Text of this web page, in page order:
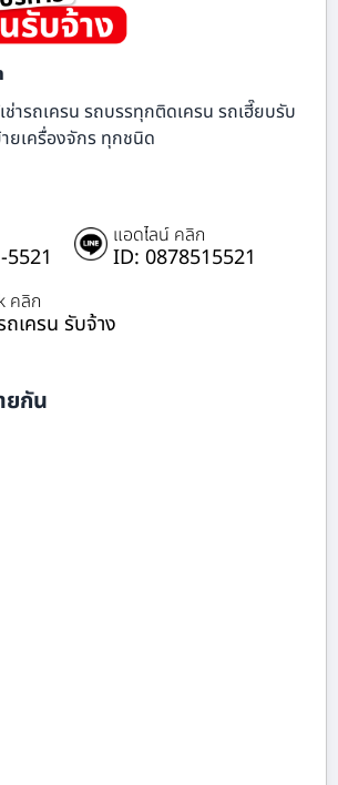
ช่ารถเครน รถบรรทุกติดเครน รถเฮี๊ยบรับ
ยเครื่องจักร ทุกชนิด
แอดไลน์ คลิก
ID: 0878515521
คลิก
เครน รับจ้าง
ยกัน